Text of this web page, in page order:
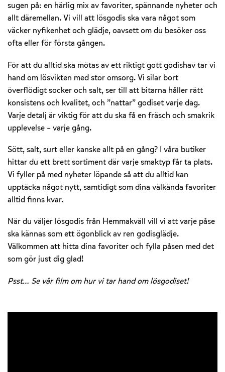
sugen på: en härlig mix av favoriter, spännande nyheter och
allt däremellan. Vi vill att lösgodis ska vara något som
väcker nyfikenhet och glädje, oavsett om du besöker oss
ofta eller för första gången.
För att du alltid ska mötas av ett riktigt gott godishav tar vi
hand om lösvikten med stor omsorg. Vi silar bort
överflödigt socker och salt, ser till att bitarna håller rätt
konsistens och kvalitet, och ”nattar” godiset varje dag.
Varje detalj är viktig för att du ska få en fräsch och smakrik
upplevelse – varje gång.
Sött, salt, surt eller kanske allt på en gång? I våra butiker
hittar du ett brett sortiment där varje smaktyp får ta plats.
Vi fyller på med nyheter löpande så att du alltid kan
upptäcka något nytt, samtidigt som dina välkända favoriter
alltid finns kvar.
När du väljer lösgodis från Hemmakväll vill vi att varje påse
ska kännas som ett ögonblick av ren godisglädje.
Välkommen att hitta dina favoriter och fylla påsen med det
som gör just dig glad!
Psst… Se vår film om hur vi tar hand om lösgodiset!